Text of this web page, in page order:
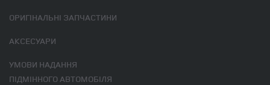
ОРИГІНАЛЬНІ ЗАПЧАСТИНИ
АКСЕСУАРИ
УМОВИ НАДАННЯ
ПІДМІННОГО АВТОМОБІЛЯ